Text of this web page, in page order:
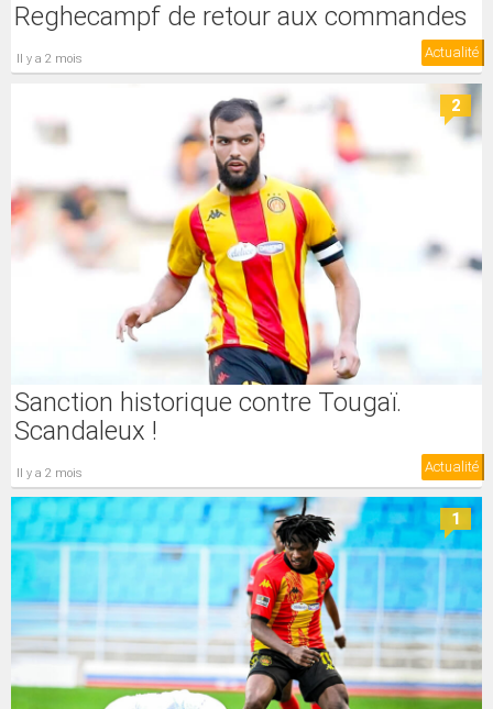
Reghecampf de retour aux commandes
il y a 2 mois Actualité
2
Sanction historique contre Tougaï.
Scandaleux !
il y a 2 mois Actualité
1